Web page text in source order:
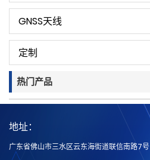
GNSS天线
定制
热门产品
地址：
广东省佛山市三水区云东海街道联信南路7号